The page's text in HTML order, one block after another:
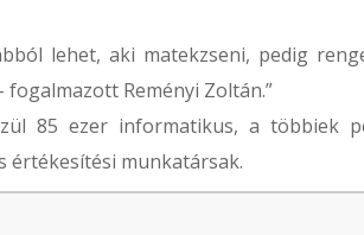
lehet, aki matekzseni, pedig
Reményi Zoltán.”
85 ezer informatikus, a többiek
értékesítési munkatársak.